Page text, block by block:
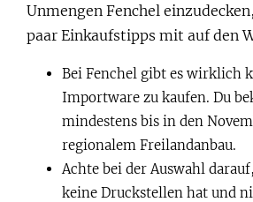
Unmengen Fenchel
paar Einkaufstipps mit auf den
Bei Fenchel gibt es wirklich
Importware zu kaufen. Du
mindestens bis in den
regionalem Freilandanbau.
Achte bei der Auswahl
keine Druckstellen hat und